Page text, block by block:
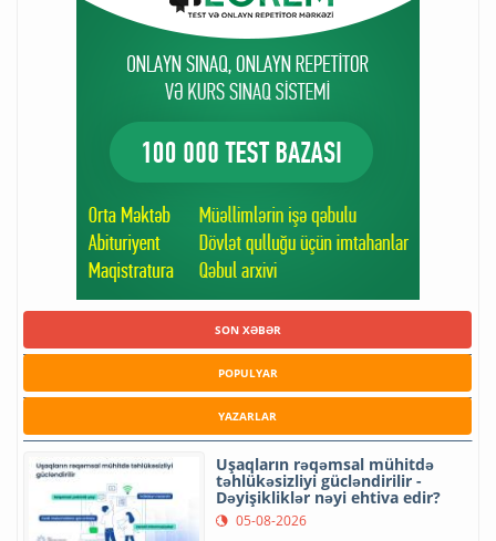
SON XƏBƏR
POPULYAR
YAZARLAR
Uşaqların rəqəmsal mühitdə
təhlükəsizliyi gücləndirilir -
Dəyişikliklər nəyi ehtiva edir?
05-08-2026